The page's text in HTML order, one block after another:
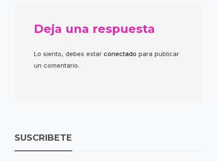
Deja una respuesta
Lo siento, debes estar conectado para publicar
un comentario.
SUSCRIBETE